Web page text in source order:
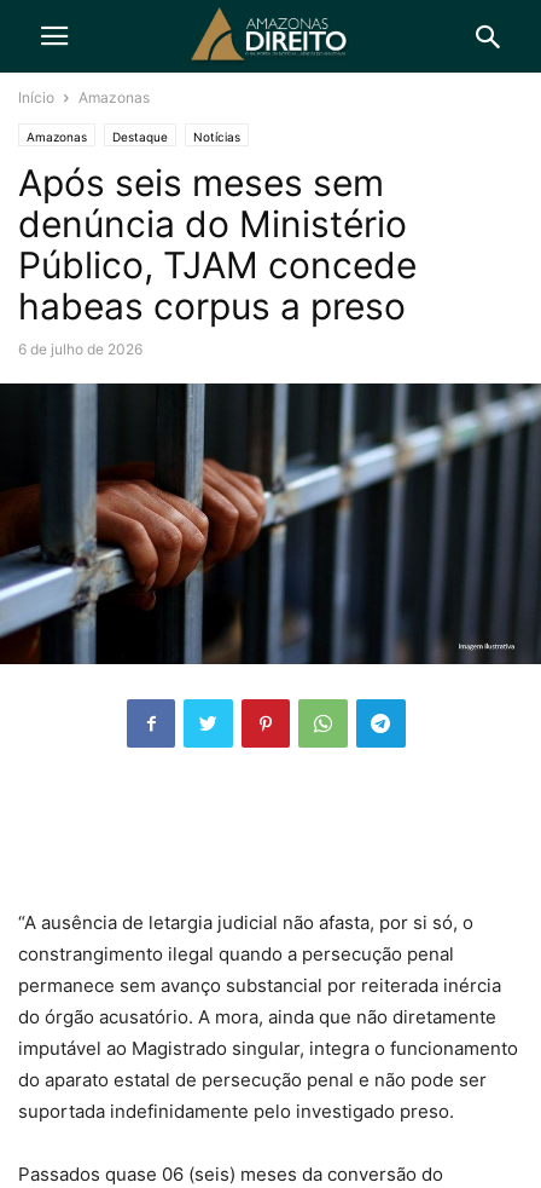
Início Amazonas
Amazonas Destaque Notícias
Após seis meses sem
denúncia do Ministério
Público, TJAM concede
habeas corpus a preso
6 de julho de 2026
“A ausência de letargia judicial não afasta, por si só, o
constrangimento ilegal quando a persecução penal
permanece sem avanço substancial por reiterada inércia
do órgão acusatório. A mora, ainda que não diretamente
imputável ao Magistrado singular, integra o funcionamento
do aparato estatal de persecução penal e não pode ser
suportada indefinidamente pelo investigado preso.
Passados quase 06 (seis) meses da conversão do